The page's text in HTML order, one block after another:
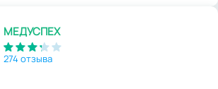
МЕДУСПЕХ
274 отзыва